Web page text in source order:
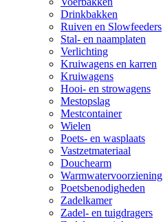
Drinkbakken
Ruiven en Slowfeeders
Stal- en naamplaten
Verlichting
Kruiwagens en karren
Kruiwagens
Hooi- en strowagens
Mestopslag
Mestcontainer
Wielen
Poets- en wasplaats
Vastzetmateriaal
Douchearm
Warmwatervoorziening
Poetsbenodigheden
Zadelkamer
Zadel- en tuigdragers